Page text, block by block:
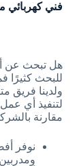
فني كهربائي
هل تبحث عن
للبحث كثيرًا
ولدينا فريق
لتنفيذ أي
مقارنة
نوفر